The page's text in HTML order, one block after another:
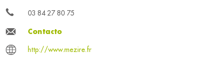
03 84 27 80 75
Contacto
http://www.mezire.fr